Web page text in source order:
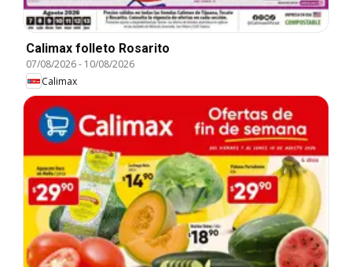
Calimax folleto Rosarito
07/08/2026- 10/08/2026
Calimax